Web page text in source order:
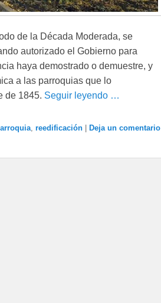
de la Década Moderada, se
autorizado el Gobierno para
haya demostrado o demuestre, y
a las parroquias que lo
de 1845. Seguir leyendo …
reedificación Deja un comentario